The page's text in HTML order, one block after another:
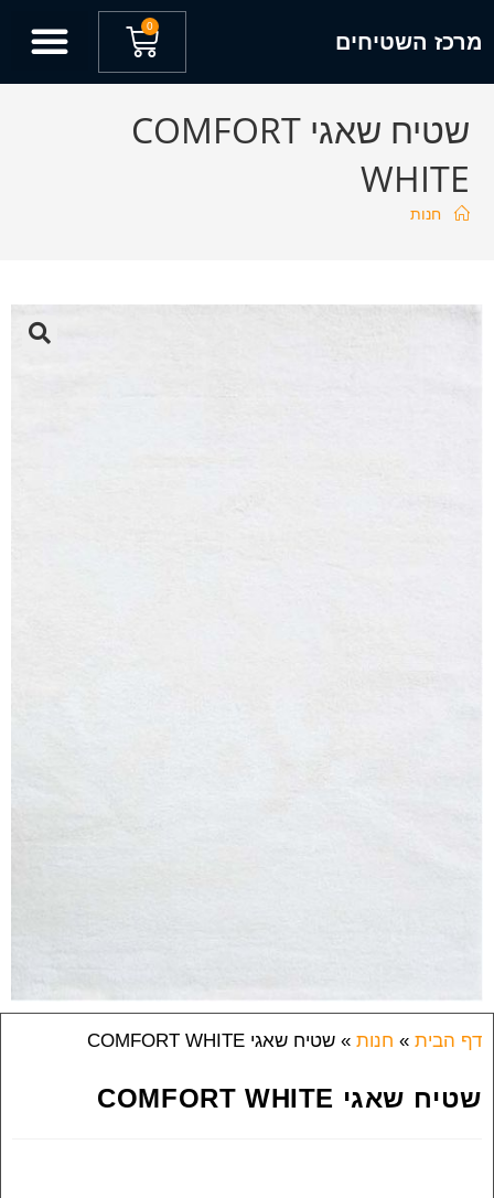
מרכז השטיחים
0
שטיח שאגי COMFORT
WHITE
חנות
דף הבית » חנות » שטיח שאגי COMFORT WHITE
שטיח שאגי COMFORT WHITE